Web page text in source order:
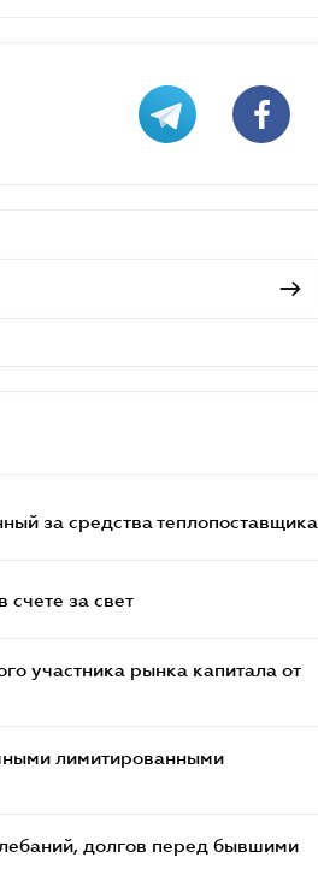
за средства теплопоставщика
за свет
участника рынка капитала от
лимитированными
долгов перед бывшими